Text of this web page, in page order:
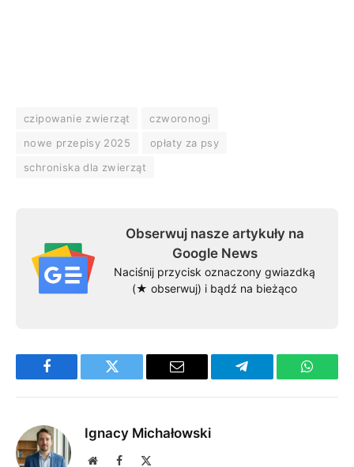
czipowanie zwierząt
czworonogi
nowe przepisy 2025
opłaty za psy
schroniska dla zwierząt
Obserwuj nasze artykuły na
Google News
Naciśnij przycisk oznaczony gwiazdką
(★ obserwuj) i bądź na bieżąco
Facebook Twitter Email Telegram
Ignacy Michałowski
WebsiteFacebook